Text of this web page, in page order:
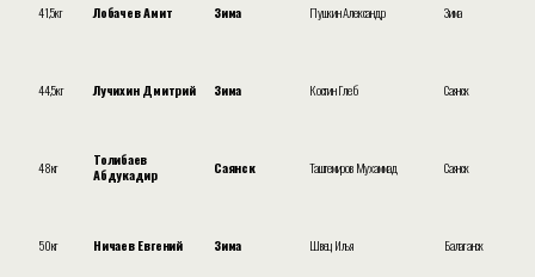
41,5кг Лобачев Амит Зима Пушкин Александр Зима
44,5кг Лучихин Дмитрий Зима Костин Глеб Саянск
48кг
Толибаев
Абдукадир
Саянск Таштемиров Мухаммад Саянск
50кг Ничаев Евгений Зима Швец Илья Балаганск